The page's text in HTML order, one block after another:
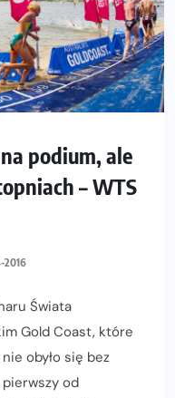
podium, ale
– WTS
2016
Świata
Gold Coast, które
obyło się bez
od